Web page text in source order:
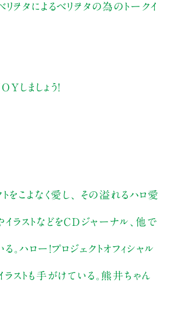
リヲタによるベリヲタの為のトークイ
しましょう！
トをこよなく愛し、 その溢れるハロ愛
ラストなどをCDジャーナル、他で
。ハロー！プロジェクトオフィシャル
ラストも手がけている。熊井ちゃん